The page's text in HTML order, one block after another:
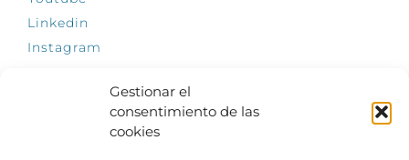
Gestionar el
consentimiento de las
cookies
Linkedin
Instagram